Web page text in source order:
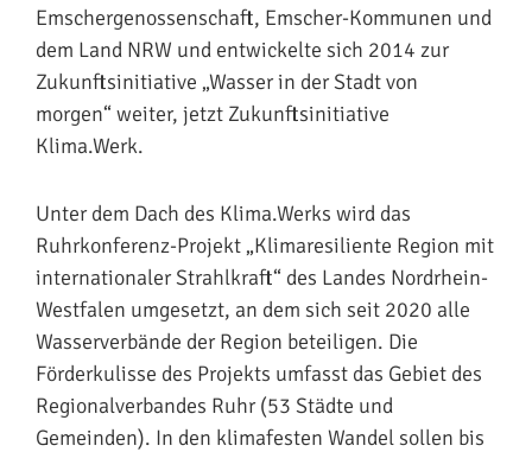
Emschergenossenschaft, Emscher-Kommunen und
dem Land NRW und entwickelte sich 2014 zur
Zukunftsinitiative „Wasser in der Stadt von
morgen“ weiter, jetzt Zukunftsinitiative
Klima.Werk.
Unter dem Dach des Klima.Werks wird das
Ruhrkonferenz-Projekt „Klimaresiliente Region mit
internationaler Strahlkraft“ des Landes Nordrhein-
Westfalen umgesetzt, an dem sich seit 2020 alle
Wasserverbände der Region beteiligen. Die
Förderkulisse des Projekts umfasst das Gebiet des
Regionalverbandes Ruhr (53 Städte und
Gemeinden). In den klimafesten Wandel sollen bis